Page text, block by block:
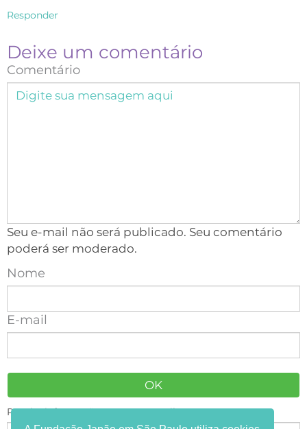
Responder
Deixe um comentário
Comentário
Seu e-mail não será publicado. Seu comentário
poderá ser moderado.
Nome
E-mail
Receba informações em seu e-mail: